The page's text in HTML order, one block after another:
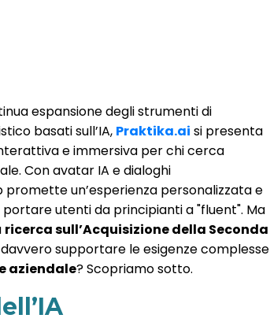
espansione degli strumenti di
basati sull’IA, Praktika.ai si presenta
e immersiva per chi cerca
Con avatar IA e dialoghi
promette un’esperienza personalizzata e
utenti da principianti a "fluent". Ma
ricerca sull’Acquisizione della Seconda
davvero supportare le esigenze complesse
aziendale? Scopriamo sotto.